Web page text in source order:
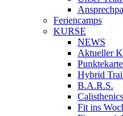
Feriencamps
KURSE
NEWS
Aktueller
Punktekarte
Hybrid
B.A.R.S.
Calisthenics
Fit ins